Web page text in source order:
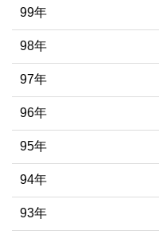
99年
98年
97年
96年
95年
94年
93年